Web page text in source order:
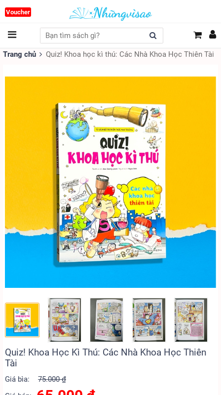
Voucher
Trang chủ Quiz! Khoa học kì thú: Các Nhà Khoa Học Thiên Tài
Quiz! Khoa Học Kì Thú: Các Nhà Khoa Học Thiên
Tài
Giá bìa:
75.000 ₫